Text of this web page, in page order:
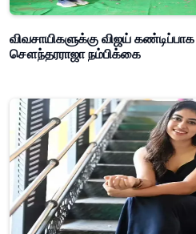
விவசாயிகளுக்கு விஜய்
சௌந்தரராஜா நம்பிக்கை